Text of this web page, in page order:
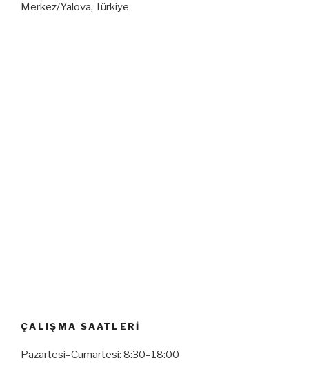
Merkez/Yalova, Türkiye
ÇALIŞMA SAATLERI
Pazartesi–Cumartesi: 8:30–18:00